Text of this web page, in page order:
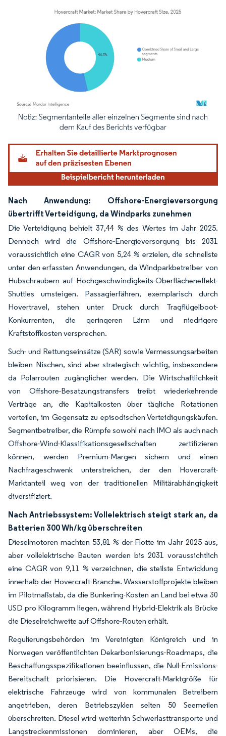
Bild © Mordor Intelligence. Wiederverwendung erfordert Namensnennung
Nach Anwendung: Offshore-Energieversorgung
übertrifft Verteidigung, da Windparks zunehmen
Die Verteidigung behielt 37,44 % des Wertes im Jahr 2025.
Dennoch wird die Offshore-Energieversorgung bis 2031
voraussichtlich eine CAGR von 5,24 % erzielen, die schnellste
unter den erfassten Anwendungen, da Windparkbetreiber von
Hubschraubern auf Hochgeschwindigkeits-Oberflächeneffekt-
Shuttles umsteigen. Passagierfähren, exemplarisch durch
Hovertravel, stehen unter Druck durch Tragflügelboot-
Konkurrenten, die geringeren Lärm und niedrigere
Kraftstoffkosten versprechen.
Such- und Rettungseinsätze (SAR) sowie Vermessungsarbeiten
bleiben Nischen, sind aber strategisch wichtig, insbesondere
da Polarrouten zugänglicher werden. Die Wirtschaftlichkeit
von Offshore-Besatzungstransfers treibt wiederkehrende
Verträge an, die Kapitalkosten über tägliche Rotationen
verteilen, im Gegensatz zu episodischen Verteidigungskäufen.
Segmentbetreiber, die Rümpfe sowohl nach IMO als auch nach
Offshore-Wind-Klassifikationsgesellschaften zertifizieren
können, werden Premium-Margen sichern und einen
Nachfrageschwenk unterstreichen, der den Hovercraft-
Marktanteil weg von der traditionellen Militärabhängigkeit
diversifiziert.
Nach Antriebssystem: Vollelektrisch steigt stark an, da
Batterien 300 Wh/kg überschreiten
Dieselmotoren machten 53,81 % der Flotte im Jahr 2025 aus,
aber vollelektrische Bauten werden bis 2031 voraussichtlich
eine CAGR von 9,11 % verzeichnen, die steilste Entwicklung
innerhalb der Hovercraft-Branche. Wasserstoffprojekte bleiben
im Pilotmaßstab, da die Bunkering-Kosten an Land bei etwa 30
USD pro Kilogramm liegen, während Hybrid-Elektrik als Brücke
die Dieselreichweite auf Offshore-Routen erhält.
Regulierungsbehörden im Vereinigten Königreich und in
Norwegen veröffentlichten Dekarbonisierungs-Roadmaps, die
Beschaffungsspezifikationen beeinflussen, die Null-Emissions-
Bereitschaft priorisieren. Die Hovercraft-Marktgröße für
elektrische Fahrzeuge wird von kommunalen Betreibern
angetrieben, deren Betriebszyklen selten 50 Seemeilen
überschreiten. Diesel wird weiterhin Schwerlasttransporte und
Langstreckenmissionen dominieren, aber OEMs, die